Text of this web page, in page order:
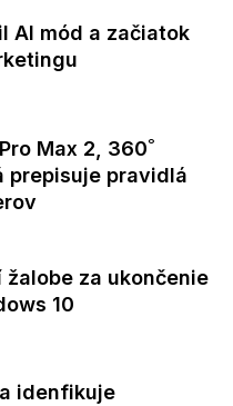
AI mód a začiatok
Max 2, 360˚
prepisuje pravidlá
za ukončenie
10
idenfikuje